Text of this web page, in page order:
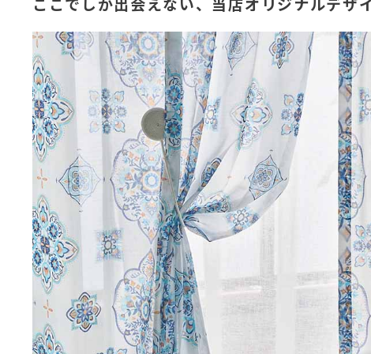
ここでしか出会えない、当店オリジナルデザ